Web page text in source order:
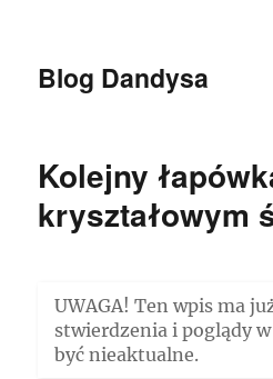
Blog Dandysa
Kolejny
kryształowym
UWAGA! Ten wpis ma
stwierdzenia i poglądy
być nieaktualne.